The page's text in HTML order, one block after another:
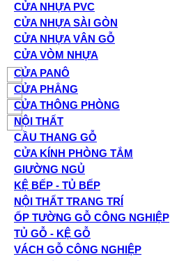
CỬA NHỰA PVC
CỬA NHỰA SÀI GÒN
CỬA NHỰA VÂN GỖ
CỬA VÒM NHỰA
CỬA PANÔ
CỬA PHẲNG
CỬA THÔNG PHÒNG
NỘI THẤT
CẦU THANG GỖ
CỬA KÍNH PHÒNG TẮM
GIƯỜNG NGỦ
KỆ BẾP - TỦ BẾP
NỘI THẤT TRANG TRÍ
ỐP TƯỜNG GỖ CÔNG NGHIỆP
TỦ GỖ - KỆ GỖ
VÁCH GỖ CÔNG NGHIỆP